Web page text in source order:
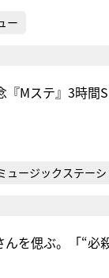
ー
『Mステ』3時間
ュージックステー
を偲ぶ。「“必